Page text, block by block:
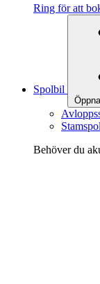
Ring för att
Spolbil
Behöver du